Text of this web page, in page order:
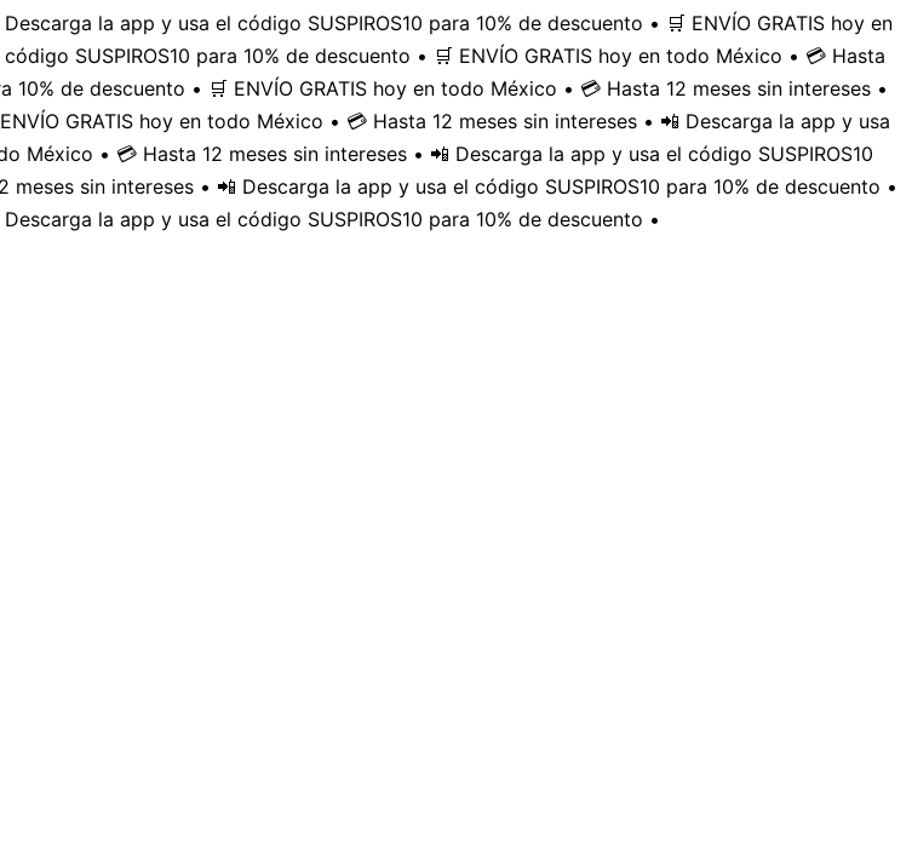
la app y usa el código SUSPIROS10 para 10% de descuento • 🛒 ENVÍO GRATIS hoy en
SUSPIROS10 para 10% de descuento • 🛒 ENVÍO GRATIS hoy en todo México • 💳 Hasta
de descuento • 🛒 ENVÍO GRATIS hoy en todo México • 💳 Hasta 12 meses sin intereses •
GRATIS hoy en todo México • 💳 Hasta 12 meses sin intereses • 📲 Descarga la app y usa
México • 💳 Hasta 12 meses sin intereses • 📲 Descarga la app y usa el código SUSPIROS10
sin intereses • 📲 Descarga la app y usa el código SUSPIROS10 para 10% de descuento •
la app y usa el código SUSPIROS10 para 10% de descuento •